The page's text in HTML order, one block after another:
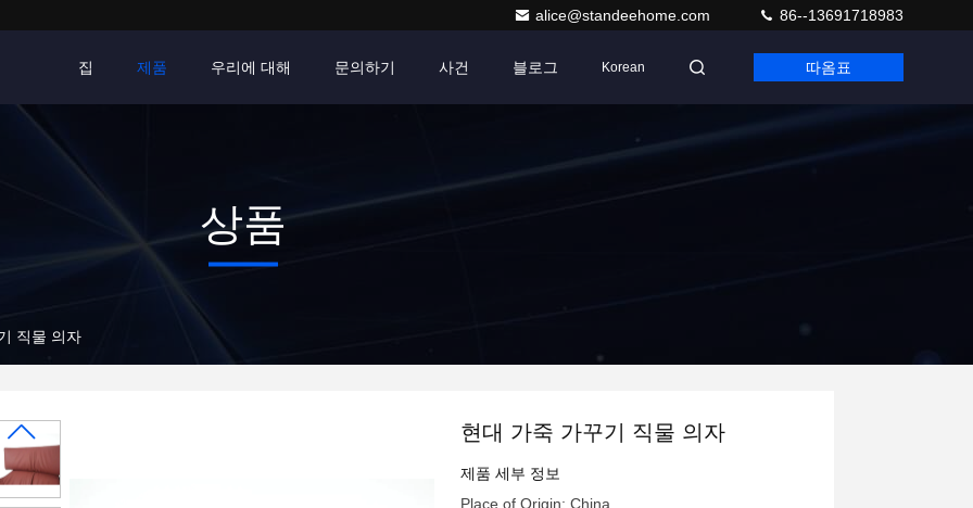
alice@standeehome.com 86--13691718983
집 제품 우리에 대해 문의하기 사건 블로그 Korean 따옴표
상품
직물 의자
현대 가죽 가꾸기 직물 의자
제품 세부 정보
Place of Origin: China